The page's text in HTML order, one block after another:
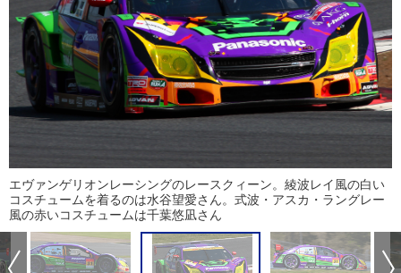
エヴァンゲリオンレーシングのレースクィーン。綾波レイ風の白い
コスチュームを着るのは水谷望愛さん。式波・アスカ・ラングレー
風の赤いコスチュームは千葉悠凪さん